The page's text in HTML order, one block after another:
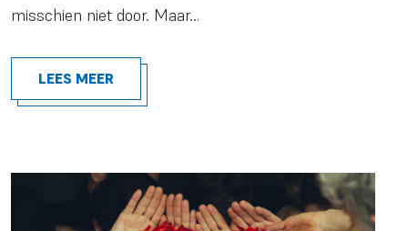
misschien niet door. Maar…
LEES MEER